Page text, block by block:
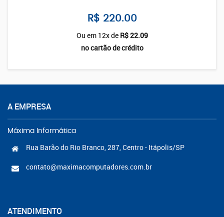
R$ 220.00
Ou em 12x de R$ 22.09
no cartão de crédito
A EMPRESA
Máxima Informática
Rua Barão do Rio Branco, 287, Centro - Itápolis/SP
contato@maximacomputadores.com.br
ATENDIMENTO